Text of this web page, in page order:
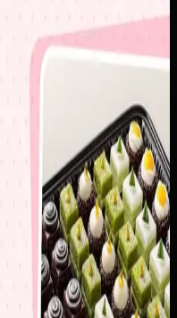
dipindai, dan CTA
alur komunikasi utama.
pilihan produk lebih
penjualan.